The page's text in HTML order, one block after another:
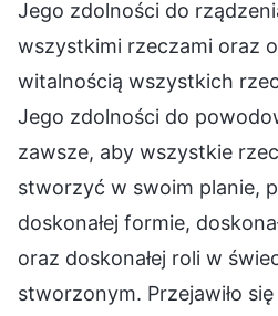
Jego zdolności do
wszystkimi rzeczami oraz
witalnością wszystkich
Jego zdolności do
zawsze, aby wszystkie
stworzyć w swoim planie,
doskonałej formie,
oraz doskonałej roli w
stworzonym. Przejawiło